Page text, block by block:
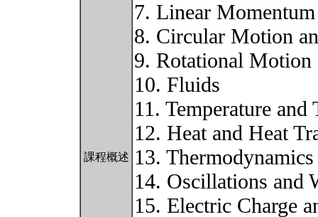
課程概述
7. Linear Momentum
8. Circular Motion
9. Rotational
10. Fluids
11. Temperature
12. Heat and Heat
13. Thermodynamics
14. Oscillations and
15. Electric Charge